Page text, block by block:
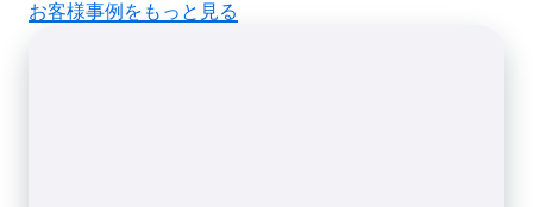
お客様事例をもっと見る